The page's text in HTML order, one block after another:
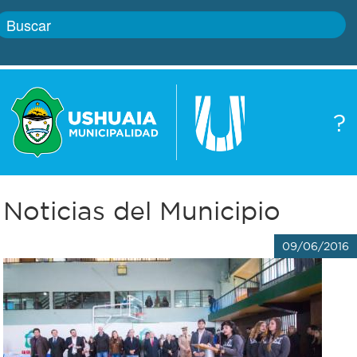
?
Boletín
Autoridades
Defensa
civil
Zoonosis
Gobierno
Trámites
Transparencia
Actualidad
Noticias del Municipio
09/06/2016